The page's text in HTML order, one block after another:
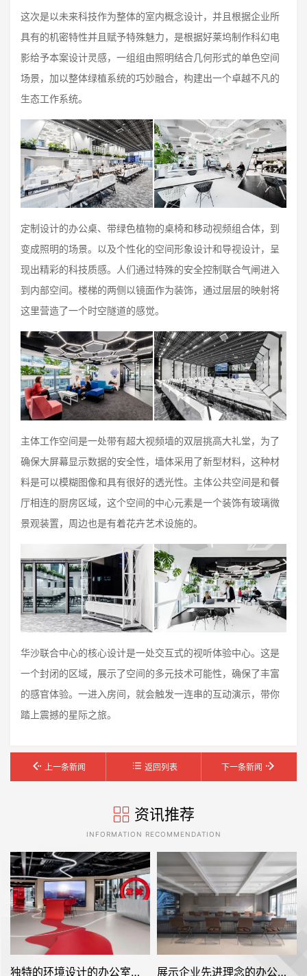
这次是以未来科技作为整体的室内概念设计，并且根据企业所
具有的机密特性并且赋予特殊魅力，是根据好莱坞制作科幻电
影给予本案设计灵感，一组组由照明结合几何形式的单色空间
场景，加以整体绿植系统的巧妙融合，构建出一个卓越不凡的
生态工作系统。
定制设计的办公桌、带绿色植物的桌椅和移动视频组合体，到
变成照明的场景。以及个性化的空间形象设计和导视设计，呈
现出精彩的科技质感。人们通过特殊的安全控制联合气闸进入
到内部空间。楼梯的两侧以镜面作为装饰，通过层层的映射将
这里营造了一个时空隧道的感觉。
主体工作空间是一处带有超大视频墙的双层挑高大礼堂，为了
确保大屏幕显示数据的安全性，墙体采用了新型材料，这种材
料是可以模糊图像和具有很好的透光性。主体公共空间是和餐
厅相连的厨房区域，这个空间的中心元素是一个装饰有玻璃微
景观装置，周边也是有着花卉艺术设施的。
华沙联合中心的核心设计是一处交互式的视听体验中心。这是
一个封闭的区域，展示了空间的多元技术可能性，确保了丰富
的感官体验。一进入房间，就会触发一连串的互动演示，带你
踏上震撼的星际之旅。
上一条新闻 返回列表 下一条新闻
资讯推荐
INFORMATION RECOMMENDATION
独特的环境设计的办公室装修空间是怎样打造的——Facepunch 展示企业先进理念的办公室装修设计空间是怎样的——FRAME